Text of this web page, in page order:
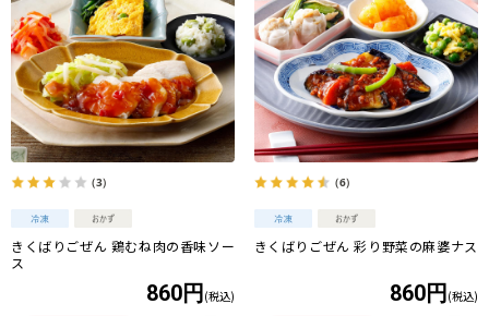
（3）
きくばりごぜん 鶏むね肉の香味ソー
ス
860円 (税込)
（6）
きくばりごぜん 彩り野菜の麻婆ナス
860円 (税込)